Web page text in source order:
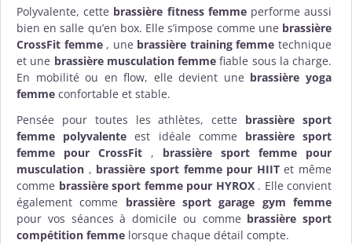
Polyvalente, cette brassière fitness femmeperforme aussi
bien en salle qu’en box. Elle s’impose comme une brassière
CrossFit femme, une brassière training femme technique
et une brassière musculation femme fiable sous la charge.
En mobilité ou en flow, elle devient une brassière yoga
femme confortable et stable.
Pensée pour toutes les athlètes, cette brassière sport
femme polyvalente est idéale comme brassière sport
femme pour CrossFit , brassière sport femme pour
musculation , brassière sport femme pour HIITet même
comme brassière sport femme pour HYROX. Elle convient
également comme brassière sport garage gym femme
pour vos séances à domicile ou comme brassière sport
compétition femme lorsque chaque détail compte.